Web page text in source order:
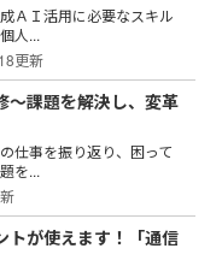
ＡＩ活用に必要なスキル
人...
更新
～課題を解決し、変革
仕事を振り返り、困って
を...
トが使えます！「通信